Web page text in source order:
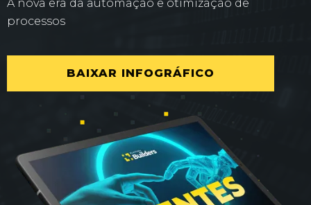
A nova era da automação e otimização de
processos
BAIXAR INFOGRÁFICO